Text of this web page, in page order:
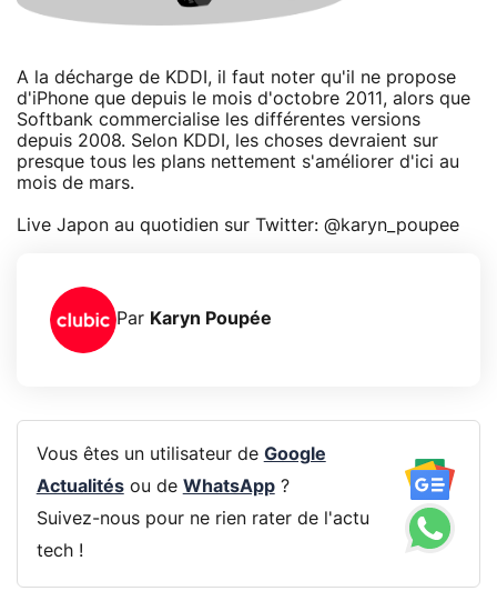
A la décharge de KDDI, il faut noter qu'il ne propose
d'iPhone que depuis le mois d'octobre 2011, alors que
Softbank commercialise les différentes versions
depuis 2008. Selon KDDI, les choses devraient sur
presque tous les plans nettement s'améliorer d'ici au
mois de mars.
Live Japon au quotidien sur Twitter: @karyn_poupee
Par Karyn Poupée
Vous êtes un utilisateur de Google
Actualitésou de WhatsApp?
Suivez-nous pour ne rien rater de l'actu
tech !